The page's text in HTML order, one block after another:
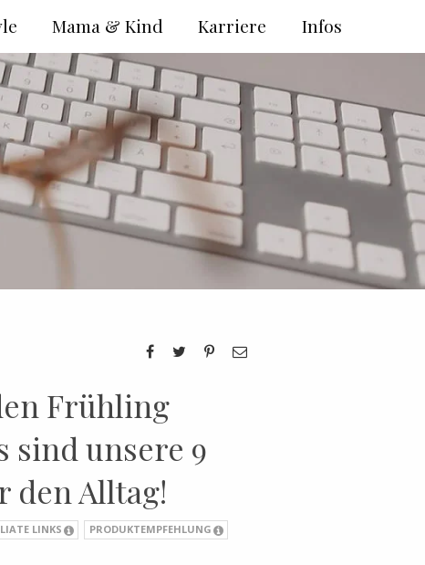
Frühling
sind unsere 9
den Alltag!
LINKS PRODUKTEMPFEHLUNG
Infos
Karriere
Mama & Kind